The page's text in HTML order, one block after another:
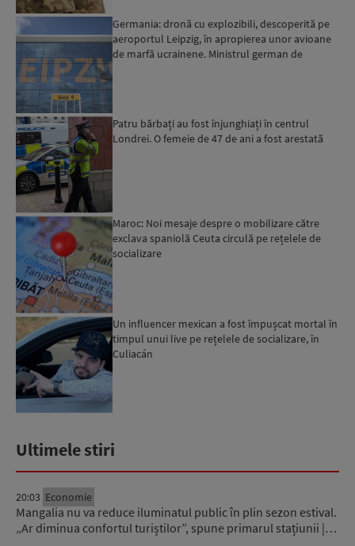
Germania: dronă cu explozibili, descoperită pe
aeroportul Leipzig, în apropierea unor avioane
de marfă ucrainene. Ministrul german de
Patru bărbați au fost înjunghiați în centrul
Londrei. O femeie de 47 de ani a fost arestată
Maroc: Noi mesaje despre o mobilizare către
exclava spaniolă Ceuta circulă pe rețelele de
socializare
Un influencer mexican a fost împușcat mortal în
timpul unui live pe rețelele de socializare, în
Culiacán
Ultimele stiri
20:03 Economie
Mangalia nu va reduce iluminatul public în plin sezon estival.
„Ar diminua confortul turiștilor”, spune primarul stațiunii |…